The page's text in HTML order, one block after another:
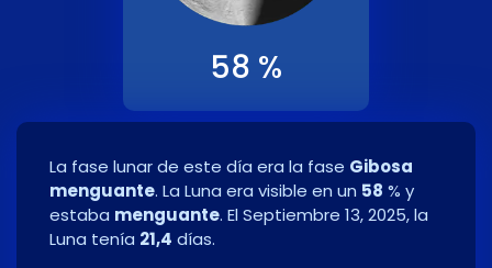
58 %
La fase lunar de este día era la fase Gibosa
menguante. La Luna era visible en un 58 % y
estaba menguante. El Septiembre 13, 2025, la
Luna tenía 21,4 días.